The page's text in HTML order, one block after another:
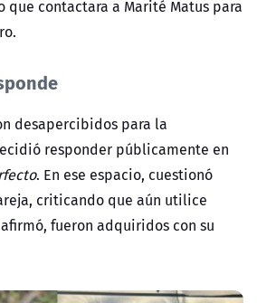
que contactara a Marité Matus para
desapercibidos para la
responder públicamente en
. En ese espacio, cuestionó
criticando que aún utilice
fueron adquiridos con su